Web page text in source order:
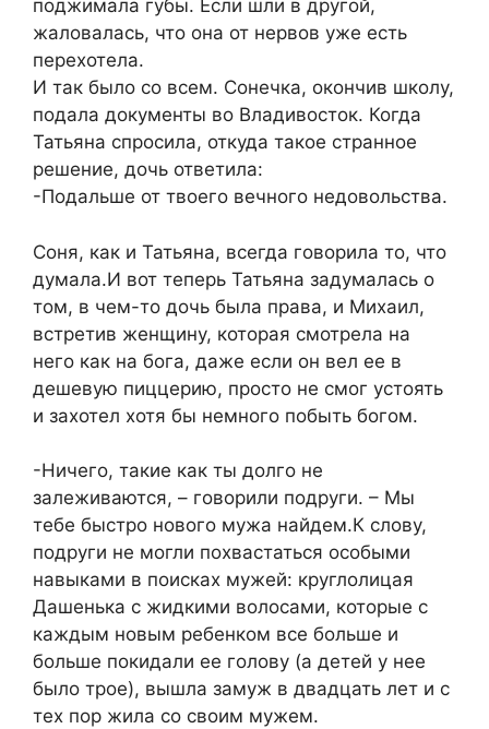
поджимала губы. Если шли в другой,
жаловалась, что она от нервов уже есть
перехотела.
И так было со всем. Сонечка, окончив школу,
подала документы во Владивосток. Когда
Татьяна спросила, откуда такое странное
решение, дочь ответила:
-Подальше от твоего вечного недовольства.
Соня, как и Татьяна, всегда говорила то, что
думала.И вот теперь Татьяна задумалась о
том, в чем-то дочь была права, и Михаил,
встретив женщину, которая смотрела на
него как на бога, даже если он вел ее в
дешевую пиццерию, просто не смог устоять
и захотел хотя бы немного побыть богом.
-Ничего, такие как ты долго не
залеживаются, – говорили подруги. – Мы
тебе быстро нового мужа найдем.К слову,
подруги не могли похвастаться особыми
навыками в поисках мужей: круглолицая
Дашенька с жидкими волосами, которые с
каждым новым ребенком все больше и
больше покидали ее голову (а детей у нее
было трое), вышла замуж в двадцать лет и с
тех пор жила со своим мужем.